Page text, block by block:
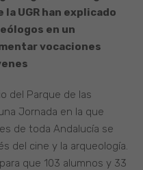
UGR han explicado
en un
vocaciones
del Parque de las
Jornada en la que
de toda Andalucía se
del cine y la arqueología.
que 103 alumnos y 33